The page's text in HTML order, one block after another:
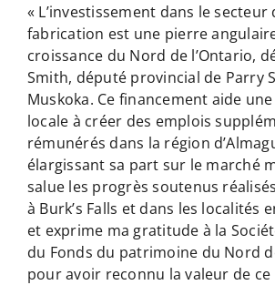
« L’investissement dans le secteur
fabrication est une pierre
croissance du Nord de l’Ontario,
Smith, député provincial de Parry
Muskoka. Ce financement aide
locale à créer des emplois
rémunérés dans la région
élargissant sa part sur le marché
salue les progrès soutenus
à Burk’s Falls et dans les localités
et exprime ma gratitude à la
du Fonds du patrimoine du Nord
pour avoir reconnu la valeur de ce